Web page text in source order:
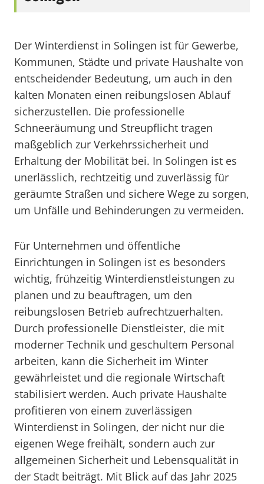
Der Winterdienst in Solingen ist für Gewerbe,
Kommunen, Städte und private Haushalte von
entscheidender Bedeutung, um auch in den
kalten Monaten einen reibungslosen Ablauf
sicherzustellen. Die professionelle
Schneeräumung und Streupflicht tragen
maßgeblich zur Verkehrssicherheit und
Erhaltung der Mobilität bei. In Solingen ist es
unerlässlich, rechtzeitig und zuverlässig für
geräumte Straßen und sichere Wege zu sorgen,
um Unfälle und Behinderungen zu vermeiden.
Für Unternehmen und öffentliche
Einrichtungen in Solingen ist es besonders
wichtig, frühzeitig Winterdienstleistungen zu
planen und zu beauftragen, um den
reibungslosen Betrieb aufrechtzuerhalten.
Durch professionelle Dienstleister, die mit
moderner Technik und geschultem Personal
arbeiten, kann die Sicherheit im Winter
gewährleistet und die regionale Wirtschaft
stabilisiert werden. Auch private Haushalte
profitieren von einem zuverlässigen
Winterdienst in Solingen, der nicht nur die
eigenen Wege freihält, sondern auch zur
allgemeinen Sicherheit und Lebensqualität in
der Stadt beiträgt. Mit Blick auf das Jahr 2025